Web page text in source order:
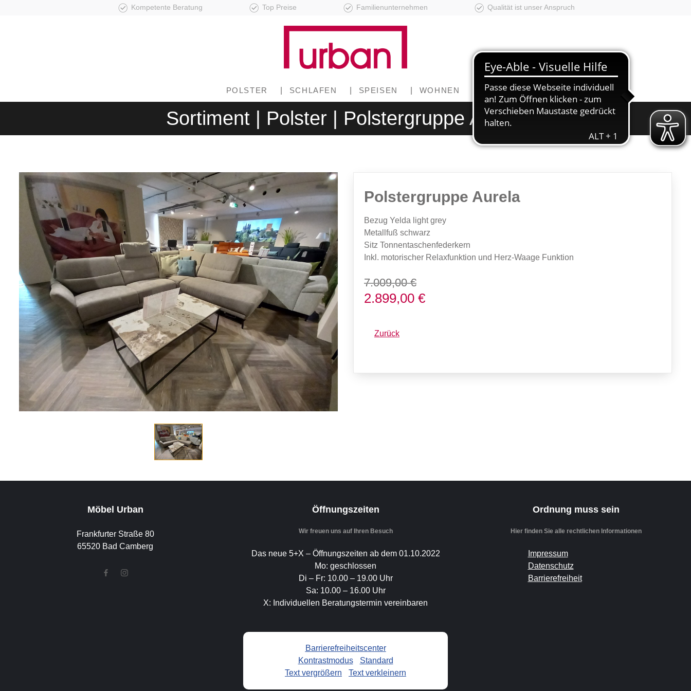
Kompetente Beratung Top Preise Familienunternehmen Qualität ist unser Anspruch
POLSTER SCHLAFEN SPEISEN WOHNEN
Sortiment | Polster | Polstergruppe Aurela
Polstergruppe Aurela
Bezug Yelda light grey
Metallfuß schwarz
Sitz Tonnentaschenfederkern
Inkl. motorischer Relaxfunktion und Herz-Waage Funktion
7.009,00 €
2.899,00 €
Zurück
Möbel Urban
Frankfurter Straße 80
65520 Bad Camberg
Öffnungszeiten
Wir freuen uns auf Ihren Besuch
Das neue 5+X – Öffnungszeiten ab dem 01.10.2022
Mo: geschlossen
Di – Fr: 10.00 – 19.00 Uhr
Sa: 10.00 – 16.00 Uhr
X: Individuellen Beratungstermin vereinbaren
Barrierefreiheitscenter
Kontrastmodus- Standard
Text vergrößern
Text verkleinern
Ordnung muss sein
Hier finden Sie alle rechtlichen Informationen
Impressum
Datenschutz
Barrierefreiheit